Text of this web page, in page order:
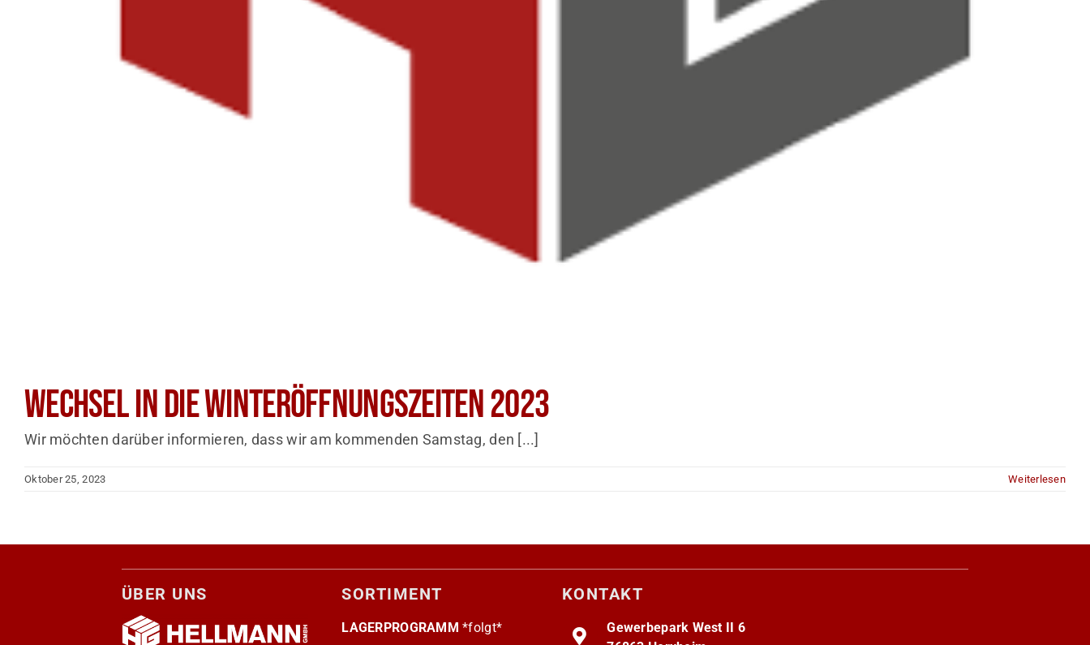
Wechsel in die Winteröffnungszeiten 2023
Wir möchten darüber informieren, dass wir am kommenden Samstag, den [...]
Oktober 25, 2023 Weiterlesen
ÜBER UNS SORTIMENT
LAGERPROGRAMM*folgt*
KONTAKT
Gewerbepark West II 6